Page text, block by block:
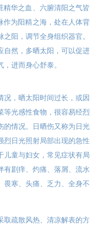
精华之血、六腑清阳之气皆
作为阳精之海，处在人体背
阳，调节全身组织器官。
自然，多晒太阳，可以促进
进而身心舒泰。
况，晒太阳时间过长，或因
等光感性食物，很容易经烈
的情况。日晒伤又称为日光
烈日光照射局部出现的急性
儿童与妇女，常见症状有局
有剧痒、灼痛、落屑、流水
畏寒、头痛、乏力、全身不
取疏散风热、清凉解表的方